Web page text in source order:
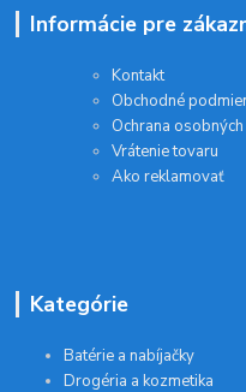
Informácie pre
Kontakt
Obchodné
Ochrana
Vrátenie tovaru
Ako reklamovať
Kategórie
Batérie a nabíjačky
Drogéria a kozmetika